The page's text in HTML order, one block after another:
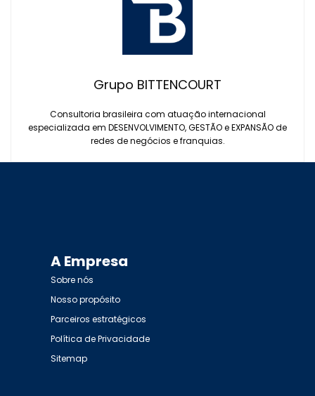
Grupo BITTENCOURT
Consultoria brasileira com atuação internacional
especializada em DESENVOLVIMENTO, GESTÃO e EXPANSÃO de
redes de negócios e franquias.
A Empresa
Sobre nós
Nosso propósito
Parceiros estratégicos
Política de Privacidade
Sitemap